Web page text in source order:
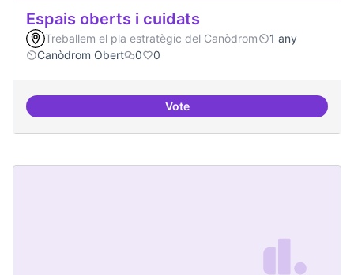
Espais oberts i cuidats
Treballem el pla estratègic del Canòdrom
1 any
Canòdrom Obert
0 0
VoteEspais oberts i cuidats